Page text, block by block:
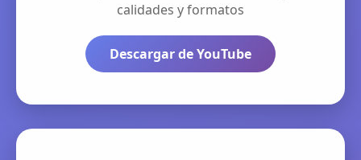
calidades y formatos
Descargar de YouTube